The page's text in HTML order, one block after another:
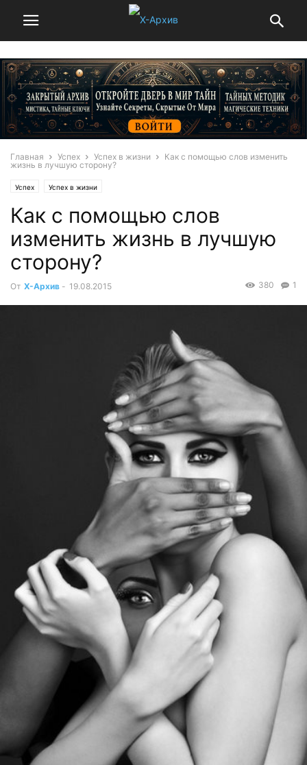
Главная Успех Успех в жизни
Как с помощью слов изменить
жизнь в лучшую сторону?
Успех Успех в жизни
Как с помощью слов
изменить жизнь в лучшую
сторону?
От Х-Архив - 19.08.2015 1
380